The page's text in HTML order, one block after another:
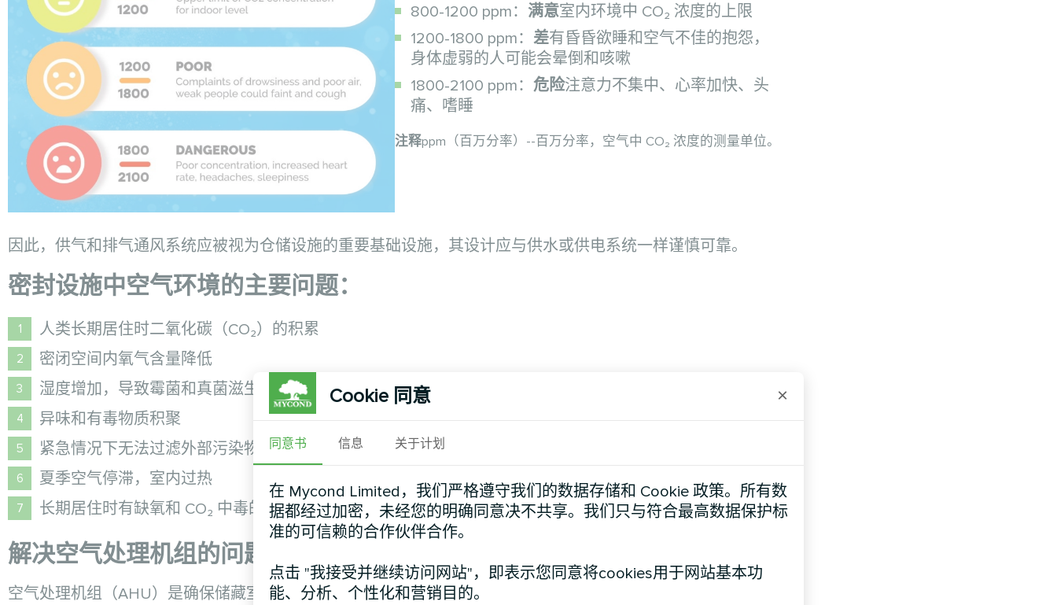
800-1200 ppm： 满意室内环境中 CO₂ 浓度的上限
1200-1800 ppm： 差有昏昏欲睡和空气不佳的抱怨，
身体虚弱的人可能会晕倒和咳嗽
1800-2100 ppm： 危险注意力不集中、心率加快、头
痛、嗜睡
注释ppm（百万分率）--百万分率，空气中 CO₂ 浓度的测量单位。
因此，供气和排气通风系统应被视为仓储设施的重要基础设施，其设计应与供水或供电系统一样谨慎可靠。
密封设施中空气环境的主要问题：
人类长期居住时二氧化碳（CO₂）的积累
密闭空间内氧气含量降低
湿度增加，导致霉菌和真菌滋生
异味和有毒物质积聚
紧急情况下无法过滤外部污染物
夏季空气停滞，室内过热
长期居住时有缺氧和 CO₂ 中毒的风险
解决空气处理机组的问题
空气处理机组（AHU）是确保储藏室和货仓内微气候适宜的综合解决方案。使用它们可以解决许多关键问题：
Cookie 同意 ×
同意书 信息 关于计划
在 Mycond Limited，我们严格遵守我们的数据存储和 Cookie 政策。所有数
据都经过加密，未经您的明确同意决不共享。我们只与符合最高数据保护标
准的可信赖的合作伙伴合作。
点击 "我接受并继续访问网站"，即表示您同意将cookies用于网站基本功
能、分析、个性化和营销目的。